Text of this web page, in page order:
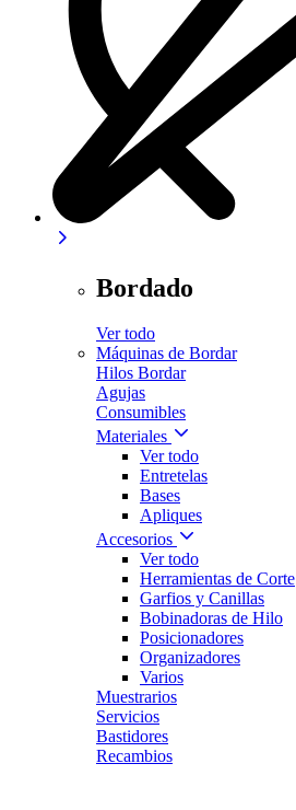
Bordado
Ver todo
Máquinas de Bordar
Hilos Bordar
Agujas
Consumibles
Materiales
Ver todo
Entretelas
Bases
Apliques
Accesorios
Ver todo
Herramientas de Corte
Garfios y Canillas
Bobinadoras de Hilo
Posicionadores
Organizadores
Varios
Muestrarios
Servicios
Bastidores
Recambios